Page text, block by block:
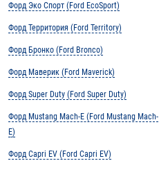
Форд Эко Спорт (Ford EcoSport)
Форд Территория (Ford Territory)
Форд Бронко (Ford Bronco)
Форд Маверик (Ford Maverick)
Форд Super Duty (Ford Super Duty)
Форд Mustang Mach-E (Ford Mustang Mach-
E)
Форд Capri EV (Ford Capri EV)